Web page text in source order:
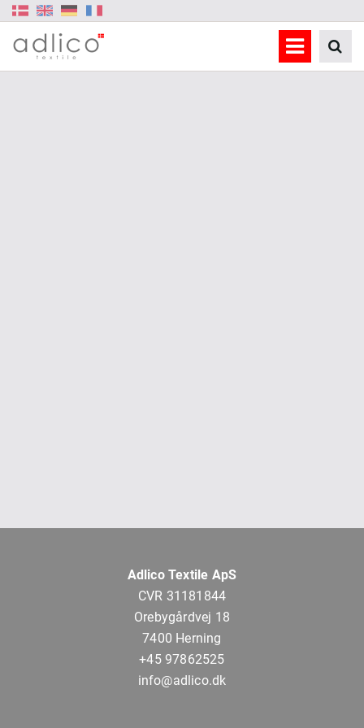
Adlico Textile ApS
CVR 31181844
Orebygårdvej 18
7400 Herning
+45 97862525
info@adlico.dk